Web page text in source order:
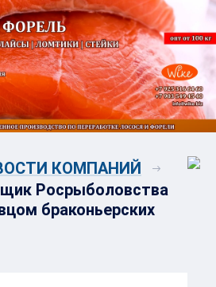
КОМПАНИЙ
Росрыболовства
браконьерских